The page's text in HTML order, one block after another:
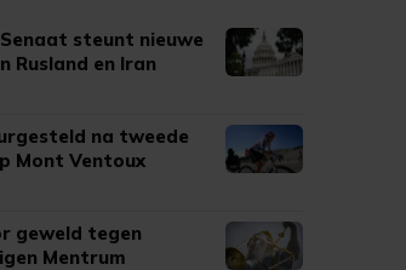
steunt nieuwe
Rusland en Iran
na tweede
Mont Ventoux
geweld tegen
Mentrum